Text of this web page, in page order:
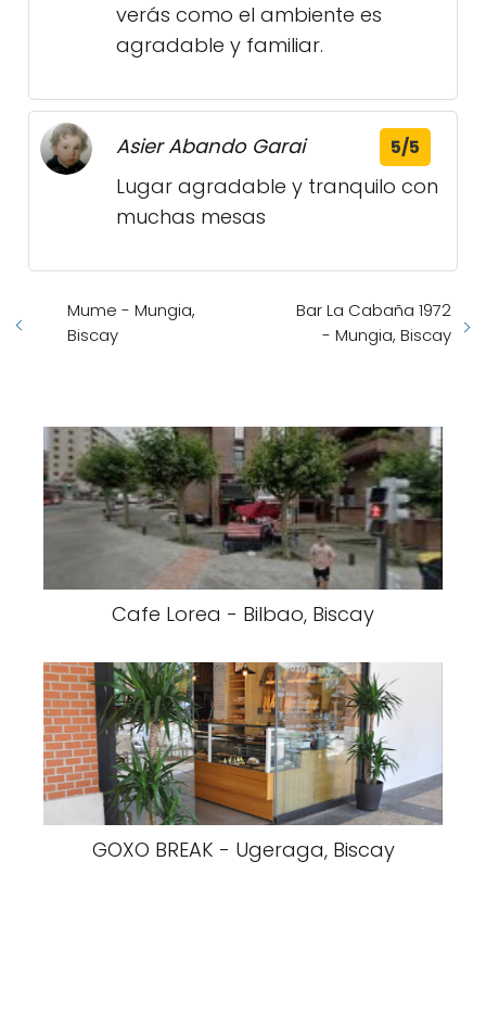
verás como el ambiente es
agradable y familiar.
Asier Abando Garai 5/5
Lugar agradable y tranquilo con
muchas mesas
Mume - Mungia,
Biscay
Bar La Cabaña 1972
- Mungia, Biscay
Cafe Lorea - Bilbao, Biscay
GOXO BREAK - Ugeraga, Biscay